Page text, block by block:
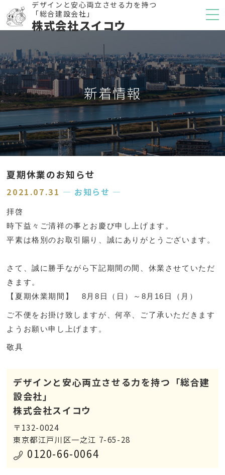
デザインと安心両立させる力を持つ
「総合建設会社」
株式会社スイコウ
新着情報
夏期休業のお知らせ
2021.07.31 ― お知らせ ―
拝啓
時下益々ご清祥の事とお慶び申し上げます。
平素は格別のお取引賜り、誠にありがとうございます。
さて、誠に勝手ながら下記期間の間、休業させていただ
きます。
【夏期休業期間】 8月8日（日）～8月16日（月）
ご不便をお掛け致しますが、何卒、ご了承いただきます
ようお願い申し上げます。
敬具
デザインと安心両立させる力を持つ「総合建
設会社」
株式会社スイコウ
〒132-0024
東京都江戸川区一之江 7-65-28
0120-66-0064